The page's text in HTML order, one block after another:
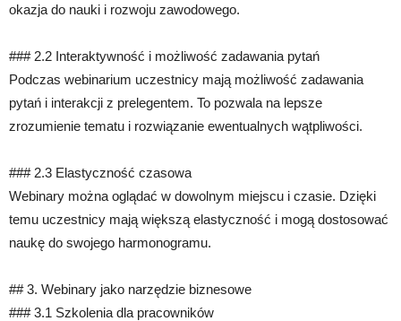
okazja do nauki i rozwoju zawodowego.
### 2.2 Interaktywność i możliwość zadawania pytań
Podczas webinarium uczestnicy mają możliwość zadawania
pytań i interakcji z prelegentem. To pozwala na lepsze
zrozumienie tematu i rozwiązanie ewentualnych wątpliwości.
### 2.3 Elastyczność czasowa
Webinary można oglądać w dowolnym miejscu i czasie. Dzięki
temu uczestnicy mają większą elastyczność i mogą dostosować
naukę do swojego harmonogramu.
## 3. Webinary jako narzędzie biznesowe
### 3.1 Szkolenia dla pracowników